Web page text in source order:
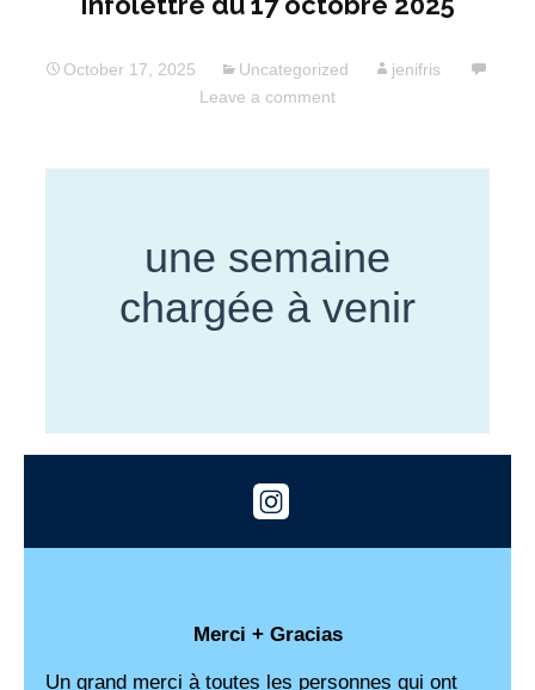
October 17, 2025 Uncategorized
jenifris
Leave a comment